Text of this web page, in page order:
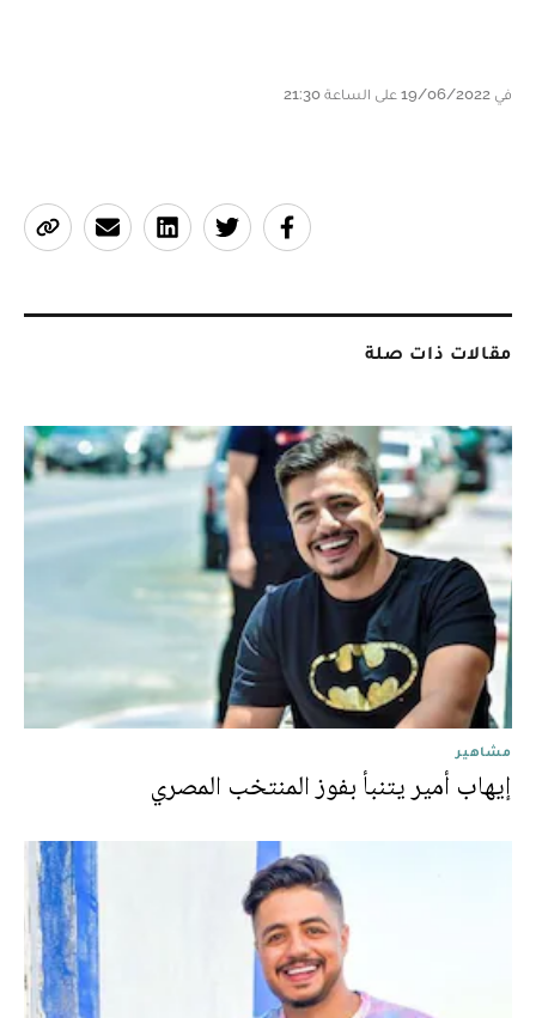
في 19/06/2022 على الساعة 21:30
مقالات ذات صلة
مشاهير
إيهاب أمير يتنبأ بفوز المنتخب المصري